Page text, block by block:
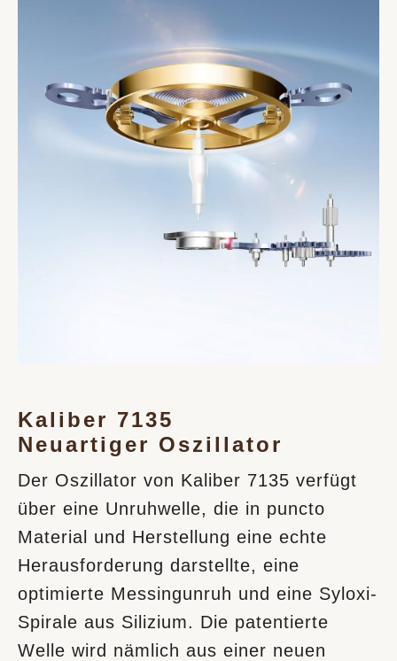
Kaliber 7135
Neuartiger Oszillator
Der Oszillator von Kaliber 7135 verfügt
über eine Unruhwelle, die in puncto
Material und Herstellung eine echte
Herausforderung darstellte, eine
optimierte Messingunruh und eine Syloxi-
Spirale aus Silizium. Die patentierte
Welle wird nämlich aus einer neuen